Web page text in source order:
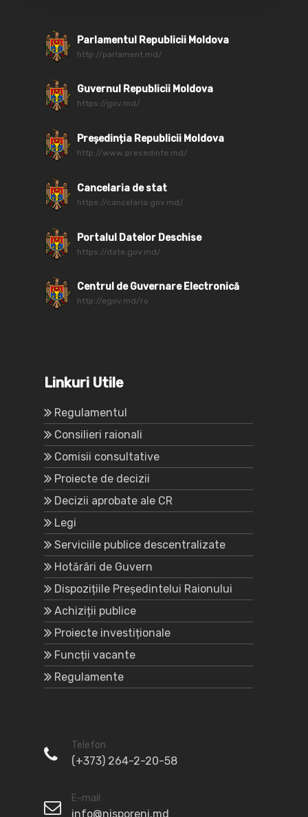
Parlamentul Republicii Moldova
http://parlament.md/
Guvernul Republicii Moldova
https://gov.md/
Președinția Republicii Moldova
http://www.presedinte.md/
Cancelaria de stat
https://cancelaria.gov.md/
Portalul Datelor Deschise
https://date.gov.md/
Centrul de Guvernare Electronică
http://egov.md/ro
Linkuri Utile
Regulamentul
Consilieri raionali
Comisii consultative
Proiecte de decizii
Decizii aprobate ale CR
Legi
Serviciile publice descentralizate
Hotărâri de Guvern
Dispozițiile Președintelui Raionului
Achiziții publice
Proiecte investiționale
Funcții vacante
Regulamente
Telefon
(+373) 264-2-20-58
E-mail
info@nisporeni.md